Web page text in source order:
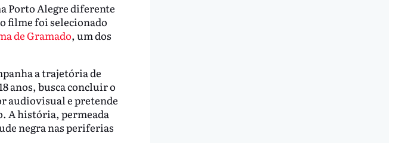
Porto Alegre diferente
filme foi selecionado
de Gramado, um dos
a trajetória de
anos, busca concluir o
audiovisual e pretende
A história, permeada
negra nas periferias